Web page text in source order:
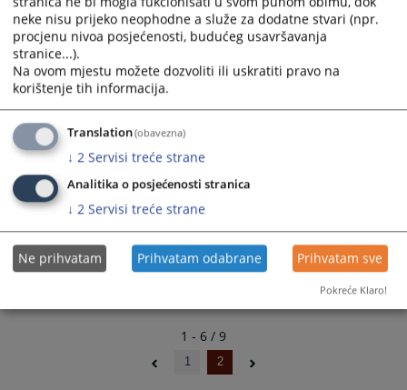
question
mark
key
to
get
the
keyboard
shortcuts
for
changing
dates.
question
mark
to
get
the
keyboard
shortcuts
changing
dates.
01.04.2026.
POSLOVE (DAKTILOGRAF)
18.03.2026.
Interni natječaj - daktilograf
07.01.2026.
JAVNI NATJEČAJ - VIŠI REFERENT ZA OPERATIVNO TEHNIČKE
POSLOVE (DAKTILOGRAF)
1 - 6 / 9
1 2
neke nisu prijeko neophodne a služe za dodatne stvari (npr.
procjenu nivoa posjećenosti, budućeg usavršavanja
stranice...).
Na ovom mjestu možete dozvoliti ili uskratiti pravo na
korištenje tih informacija.
Translation(obavezna)
↓ 2 Servisi treće strane
Analitika o posjećenosti stranica
↓ 2 Servisi treće strane
Ne prihvatam Prihvatam odabrane Prihvatam sve
Pokreće Klaro!